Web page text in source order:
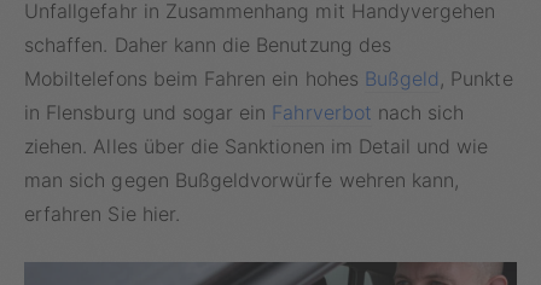
Unfallgefahr in Zusammenhang mit Handyvergehen
schaffen. Daher kann die Benutzung des
Mobiltelefons beim Fahren ein hohes Bußgeld , Punkte
in Flensburg und sogar ein Fahrverbot nach sich
ziehen. Alles über die Sanktionen im Detail und wie
man sich gegen Bußgeldvorwürfe wehren kann,
erfahren Sie hier.